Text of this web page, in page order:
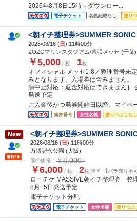
2026年8月8日15時～ダウンロー...
電子チケット 名義記載なし 塗り
<朝イチ整理券>SUMMER
2026/08/16 (日) 11時00分
ZOZOマリンスタジアム/幕張メッセ (千葉)
￥5,000 / 枚 1枚
オフィシャル メッセ1-8／整理番号未
みとなります。入場券は含みません
演中止対応：返金対応はできません］
発送予定
ご入金後かつ発券開始日以降、マイペ
発券番号 女性名義 塗りつぶしなし
New <朝イチ整理券>SUMMER
2026/08/16 (日) 11時00分
万博記念公園 (大阪)
前の価格： ￥8,000
￥6,000 / 枚 2枚 連番 【バラ売り不
ローチケ MASSIVE朝イチ整理券 整
8月15日発送予定
電子チケット分配
電子チケット 女性名義 塗りつぶ